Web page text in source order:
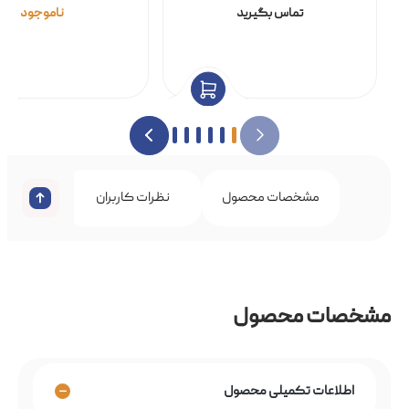
تماس بگیرید ناموجود
مشخصات محصول نظرات کاربران
مشخصات محصول
اطلاعات تکمیلی محصول